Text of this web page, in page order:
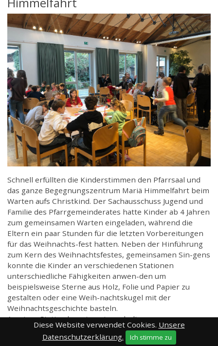
Schnell erfüllten die Kinderstimmen den Pfarrsaal und
das ganze Begegnungszentrum Mariä Himmelfahrt beim
Warten aufs Christkind. Der Sachausschuss Jugend und
Familie des Pfarrgemeinderates hatte Kinder ab 4 Jahren
zum gemeinsamen Warten eingeladen, während die
Eltern ein paar Stunden für die letzten Vorbereitungen
für das Weihnachts-fest hatten. Neben der Hinführung
zum Kern des Weihnachtsfestes, gemeinsamen Sin-gens
konnte die Kinder an verschiedenen Stationen
unterschiedliche Fähigkeiten anwen-den um
beispielsweise Sterne aus Holz, Folie und Papier zu
gestalten oder eine Weih-nachtskugel mit der
Weihnachtsgeschichte basteln.
An einer Station konnten sie auch die
Weihnachtsgeschichte illustrieren und für den Heili-gen
Abend mit nach Hause nehmen. So verging die Zeit für
Diese Website verwendet Cookies. Unsere
Datenschutzerklärung.
Ich stimme zu